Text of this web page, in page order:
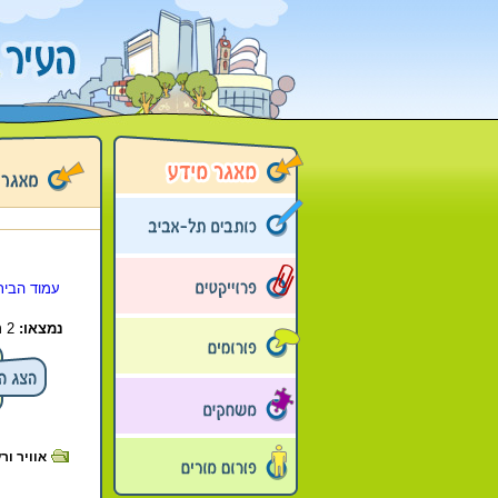
עמוד
נמצאו:
אוויר